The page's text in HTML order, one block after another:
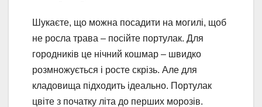
Шукаєте, що можна посадити на могилі, щоб
не росла трава – посійте портулак. Для
городників це нічний кошмар – швидко
розмножується і росте скрізь. Але для
кладовища підходить ідеально. Портулак
цвіте з початку літа до перших морозів.